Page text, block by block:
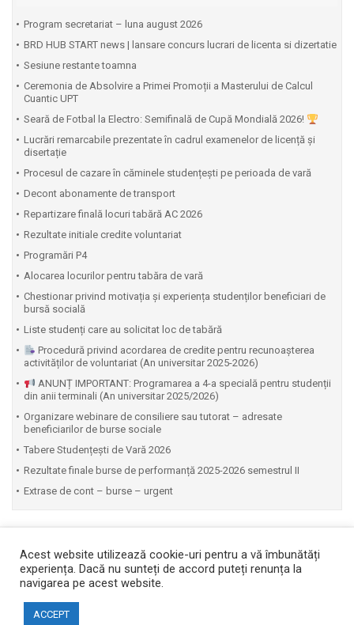
Program secretariat – luna august 2026
BRD HUB START news | lansare concurs lucrari de licenta si dizertatie
Sesiune restante toamna
Ceremonia de Absolvire a Primei Promoții a Masterului de Calcul
Cuantic UPT
⁠Seară de Fotbal la Electro: Semifinală de Cupă Mondială 2026!
Lucrări remarcabile prezentate în cadrul examenelor de licență și
disertație
Procesul de cazare în căminele studențești pe perioada de vară
Decont abonamente de transport
Repartizare finală locuri tabără AC 2026
Rezultate initiale credite voluntariat
Programări P4
Alocarea locurilor pentru tabăra de vară
Chestionar privind motivația și experiența studenților beneficiari de
bursă socială
Liste studenți care au solicitat loc de tabără
Procedură privind acordarea de credite pentru recunoașterea
activităților de voluntariat (An universitar 2025-2026)
ANUNȚ IMPORTANT: Programarea a 4-a specială pentru studenții
din anii terminali (An universitar 2025/2026)
Organizare webinare de consiliere sau tutorat – adresate
beneficiarilor de burse sociale
Tabere Studențești de Vară 2026
Rezultate finale burse de performanță 2025-2026 semestrul II
Extrase de cont – burse – urgent
Acest website utilizează cookie-uri pentru a vă îmbunătăți
experiența. Dacă nu sunteți de accord puteți renunța la
navigarea pe acest website.
ACCEPT